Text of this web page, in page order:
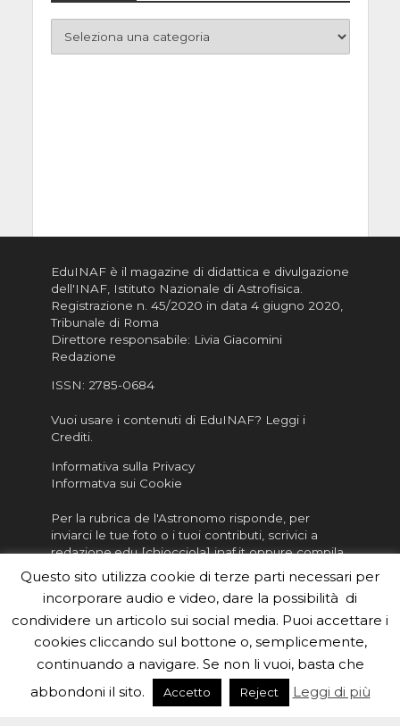
EduINAF è il magazine di didattica e divulgazione
dell'INAF, Istituto Nazionale di Astrofisica
Registrazione n. 45/2020 in data 4 giugno 2020,
Tribunale di Roma
Direttore responsabile: Livia Giacomini
Redazione
ISSN: 2785-0684
Vuoi usare i contenuti di EduINAF? Leggi i
Crediti.
Informativa sulla Privacy
Informatva sui Cookie
Per la rubrica de l'Astronomo risponde, per
inviarci le tue foto o i tuoi contributi, scrivici a
redazione.edu [chiocciola] inaf.it oppurecompila
il form
Sei un insegnante? Scarica la nostra brochureda
distribuire nella tua scuola e…
Questo sito utilizza cookie di terze parti necessari per
incorporare audio e video, dare la possibilità di
condividere un articolo sui social media. Puoi accettare i
cookies cliccando sul bottone o, semplicemente,
continuando a navigare. Se non li vuoi, basta che
abbondoni il sito.
Accetto Reject Leggi di più